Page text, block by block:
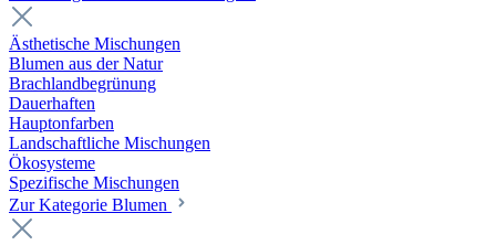
Ästhetische Mischungen
Blumen aus der Natur
Brachlandbegrünung
Dauerhaften
Hauptonfarben
Landschaftliche Mischungen
Ökosysteme
Spezifische Mischungen
Zur Kategorie Blumen